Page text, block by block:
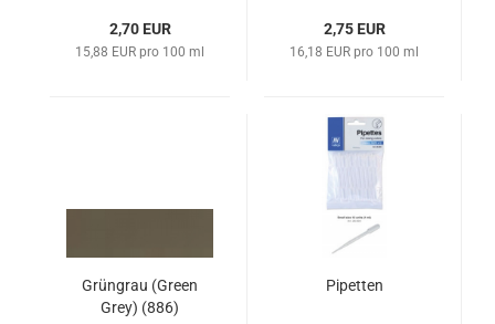
2,70 EUR
15,88 EUR pro 100 ml
2,75 EUR
16,18 EUR pro 100 ml
Grüngrau (Green
Grey) (886)
Pipetten